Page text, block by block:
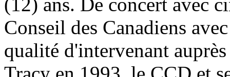
Conseil des Canadiens
qualité d'intervenant